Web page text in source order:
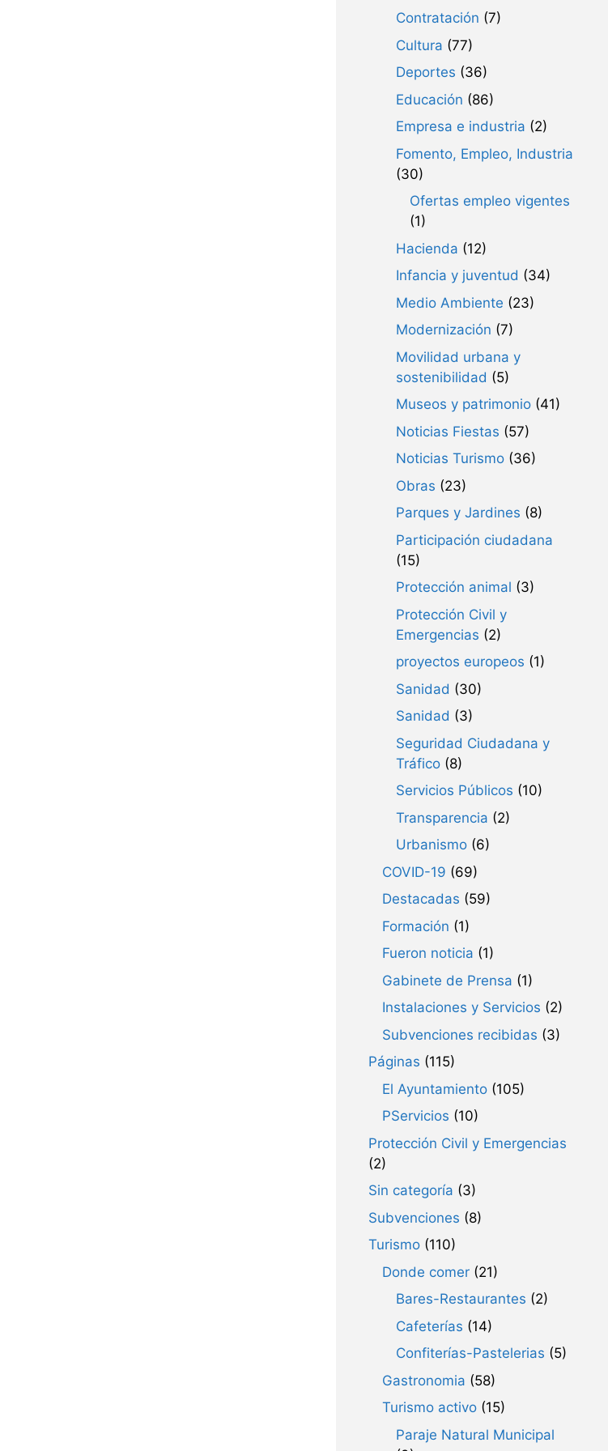
Contratación (7)
Cultura (77)
Deportes (36)
Educación (86)
Empresa e industria (2)
Fomento, Empleo, Industria
(30)
Ofertas empleo vigentes
(1)
Hacienda (12)
Infancia y juventud (34)
Medio Ambiente (23)
Modernización (7)
Movilidad urbana y
sostenibilidad (5)
Museos y patrimonio (41)
Noticias Fiestas (57)
Noticias Turismo (36)
Obras (23)
Parques y Jardines (8)
Participación ciudadana
(15)
Protección animal (3)
Protección Civil y
Emergencias (2)
proyectos europeos (1)
Sanidad (30)
Sanidad (3)
Seguridad Ciudadana y
Tráfico (8)
Servicios Públicos (10)
Transparencia (2)
Urbanismo (6)
COVID-19 (69)
Destacadas (59)
Formación (1)
Fueron noticia (1)
Gabinete de Prensa (1)
Instalaciones y Servicios (2)
Subvenciones recibidas (3)
Páginas (115)
El Ayuntamiento (105)
PServicios (10)
Protección Civil y Emergencias
(2)
Sin categoría (3)
Subvenciones (8)
Turismo (110)
Donde comer (21)
Bares-Restaurantes (2)
Cafeterías (14)
Confiterías-Pastelerias (5)
Gastronomia (58)
Turismo activo (15)
Paraje Natural Municipal